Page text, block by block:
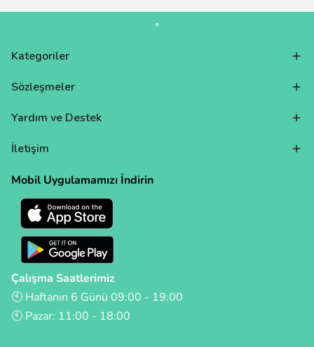
Kategoriler
Sözleşmeler
Yardım ve Destek
İletişim
Mobil Uygulamamızı İndirin
Çalışma Saatlerimiz
🕙 Haftanın 6 Günü 09:00 - 19:00
🕙 Pazar: 11:00 - 18:00